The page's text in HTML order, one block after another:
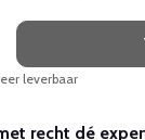
leverbaar
recht dé